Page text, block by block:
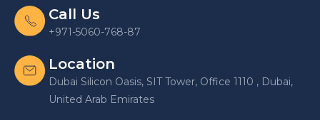
Call Us
+971-5060-768-87
Location
Dubai Silicon Oasis, SIT Tower, Office 1110 , Dubai,
United Arab Emirates